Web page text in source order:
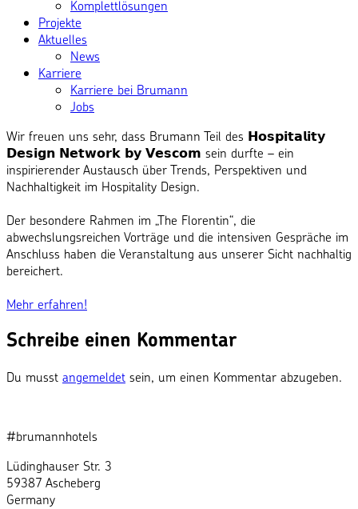
Komplettlösungen
Projekte
Aktuelles
News
Karriere
Karriere bei Brumann
Jobs
Wir freuen uns sehr, dass Brumann Teil des 𝗛𝗼𝘀𝗽𝗶𝘁𝗮𝗹𝗶𝘁𝘆
𝗗𝗲𝘀𝗶𝗴𝗻 𝗡𝗲𝘁𝘄𝗼𝗿𝗸 𝗯𝘆 𝗩𝗲𝘀𝗰𝗼𝗺 sein durfte – ein
inspirierender Austausch über Trends, Perspektiven und
Nachhaltigkeit im Hospitality Design.
Der besondere Rahmen im „The Florentin“, die
abwechslungsreichen Vorträge und die intensiven Gespräche im
Anschluss haben die Veranstaltung aus unserer Sicht nachhaltig
bereichert.
Mehr erfahren!
Schreibe einen Kommentar
Du musst angemeldet sein, um einen Kommentar abzugeben.
#brumannhotels
Lüdinghauser Str. 3
59387 Ascheberg
Germany